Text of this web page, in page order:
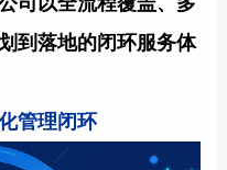
到落地的闭环服务体
管理闭环